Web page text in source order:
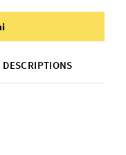
DESCRIPTIONS